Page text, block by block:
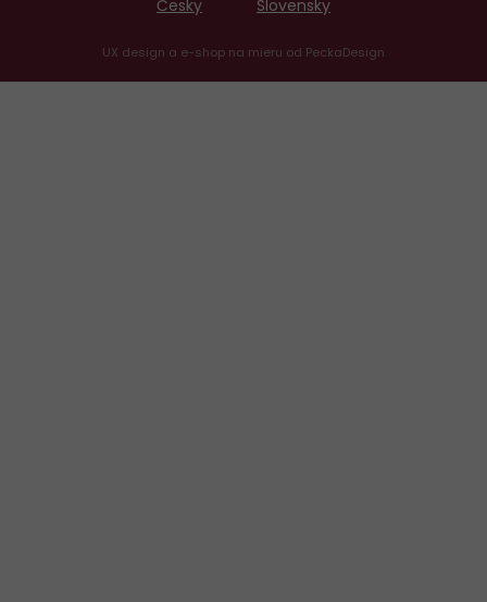
Česky Slovensky
UX design a e-shop na mieru od PeckaDesign